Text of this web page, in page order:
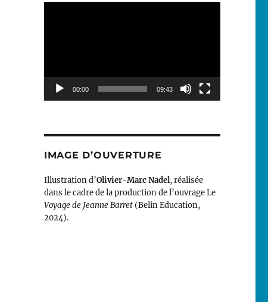
00:00 09:43
IMAGE D’OUVERTURE
Illustration d’Olivier-Marc Nadel, réalisée
dans le cadre de la production de l’ouvrage Le
Voyage de Jeanne Barret(Belin Education,
2024).